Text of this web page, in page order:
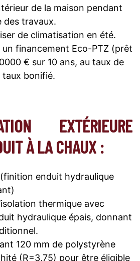
de la maison pendant
des travaux.
de climatisation en été.
un financement Eco-PTZ (prêt
€ sur 10 ans, au taux de
taux bonifié.
EXTÉRIEURE
À LA CHAUX :
enduit hydraulique
thermique avec
hydraulique épais, donnant
120 mm de polystyrène
(R=3,75) pour être éligible